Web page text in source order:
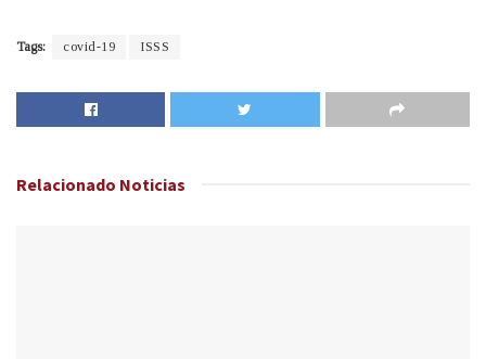
Tags: covid-19 ISSS
Relacionado Noticias